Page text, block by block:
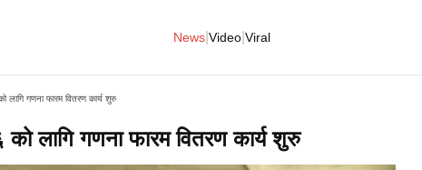
News Video Viral
गणना फारम वितरण कार्य शुरु
लागि गणना फारम वितरण कार्य शुरु